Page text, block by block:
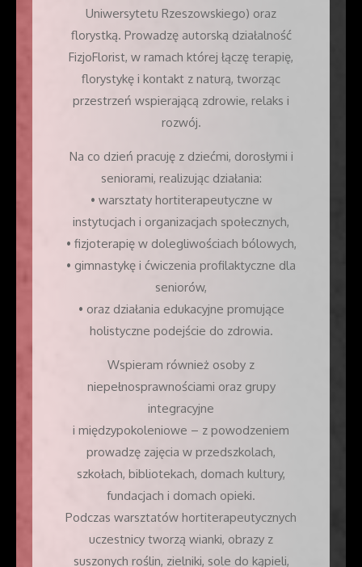
Uniwersytetu Rzeszowskiego) oraz
florystką. Prowadzę autorską działalność
FizjoFlorist, w ramach której łączę terapię,
florystykę i kontakt z naturą, tworząc
przestrzeń wspierającą zdrowie, relaks i
rozwój.
Na co dzień pracuję z dziećmi, dorosłymi i
seniorami, realizując działania:
• warsztaty hortiterapeutyczne w
instytucjach i organizacjach społecznych,
• fizjoterapię w dolegliwościach bólowych,
• gimnastykę i ćwiczenia profilaktyczne dla
seniorów,
• oraz działania edukacyjne promujące
holistyczne podejście do zdrowia.
Wspieram również osoby z
niepełnosprawnościami oraz grupy
integracyjne
i międzypokoleniowe – z powodzeniem
prowadzę zajęcia w przedszkolach,
szkołach, bibliotekach, domach kultury,
fundacjach i domach opieki.
Podczas warsztatów hortiterapeutycznych
uczestnicy tworzą wianki, obrazy z
suszonych roślin, zielniki, sole do kąpieli,